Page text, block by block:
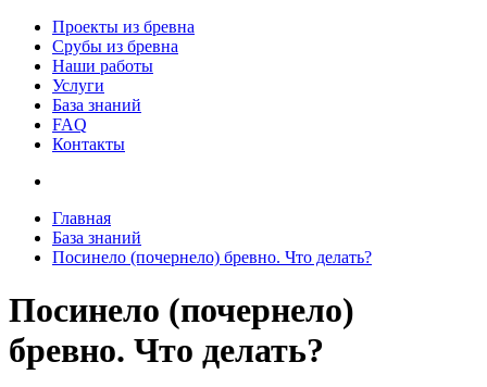
Проекты из бревна
Срубы из бревна
Наши работы
Услуги
База знаний
FAQ
Контакты
Главная
База знаний
Посинело (почернело) бревно. Что делать?
Посинело (почернело)
бревно. Что делать?